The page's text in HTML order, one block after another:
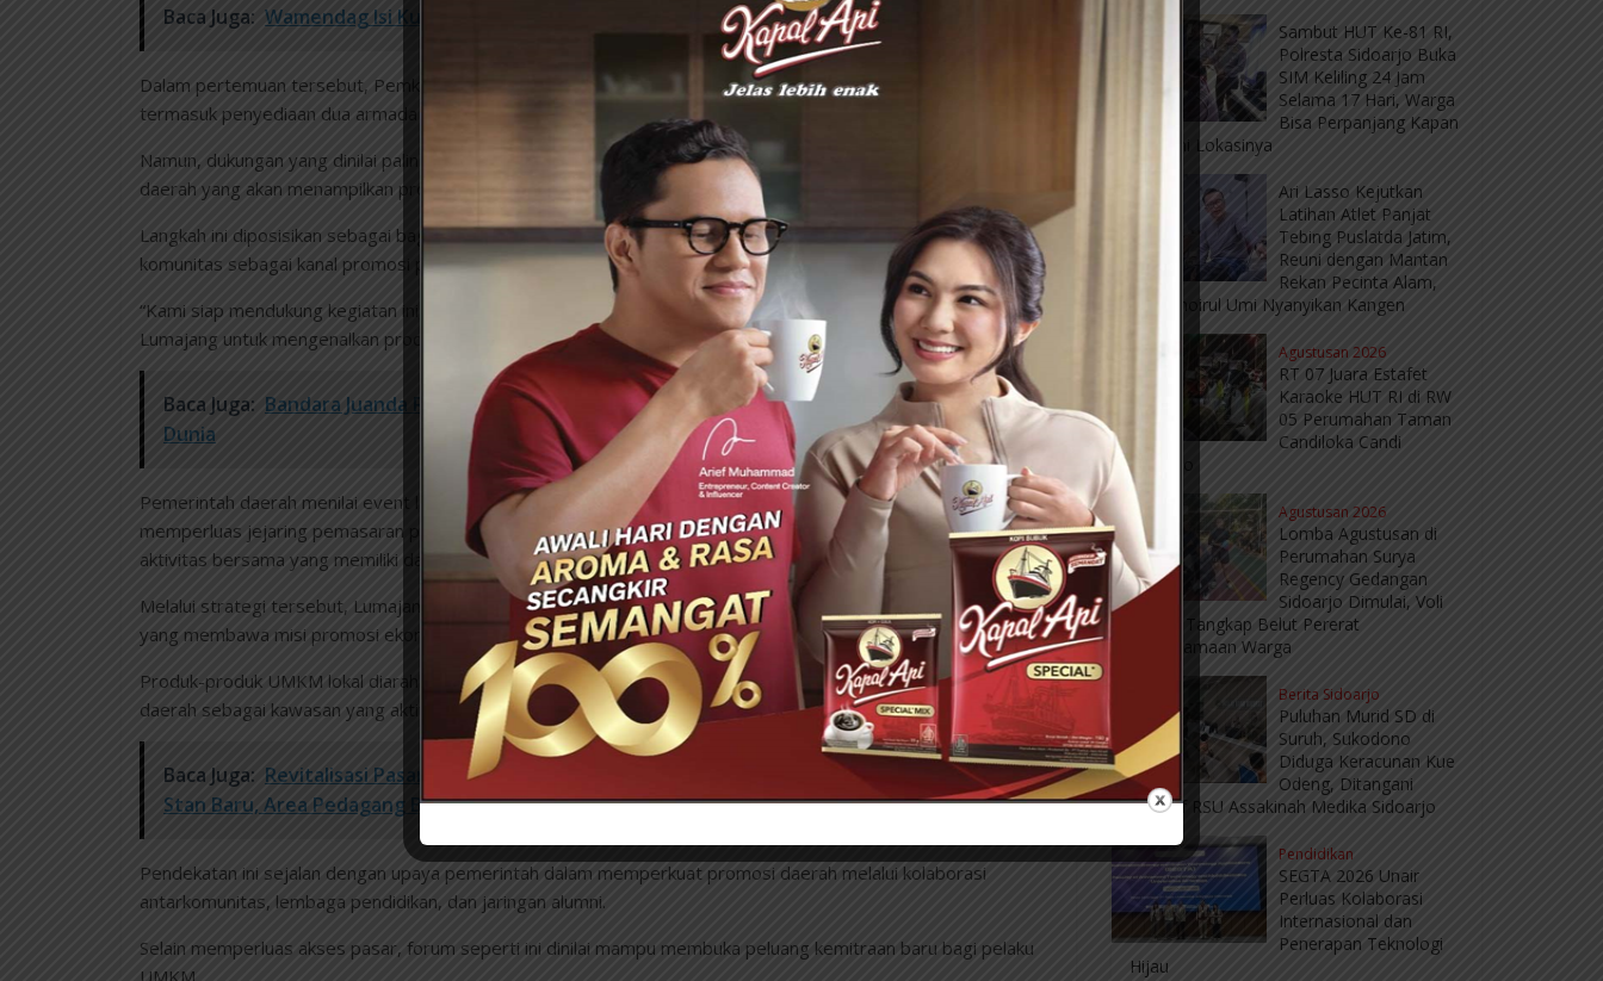
Baca Juga: Wamendag Isi Kuliah Umum di Unair, Soroti Peran Penting UMKM di Indonesia
Dalam pertemuan tersebut, Pemkab Lumajang menyatakan dukungan terhadap pelaksanaan KAUJE FEST 2026,
termasuk penyediaan dua armada bus untuk membantu mobilisasi peserta dari Lumajang.
Namun, dukungan yang dinilai paling strategis adalah keikutsertaan Kabupaten Lumajang melalui booth promosi
daerah yang akan menampilkan produk UMKM unggulan.
Langkah ini diposisikan sebagai bagian dari penguatan diplomasi ekonomi daerah, dengan memanfaatkan event
komunitas sebagai kanal promosi pasar.
“Kami siap mendukung kegiatan ini, termasuk menyediakan armada transportasi dan memanfaatkan booth
Lumajang untuk mengenalkan produk UMKM serta potensi daerah kepada masyarakat yang hadir,” ujar Bupati.
Baca Juga: Bandara Juanda Raih Penghargaan WISCA 2026, Bukti Budaya Keselamatan Kelas
Dunia
Pemerintah daerah menilai event lintas komunitas dan alumni seperti KAUJE FEST menjadi ruang efektif untuk
memperluas jejaring pemasaran produk lokal, karena mempertemukan peserta dari berbagai daerah dalam satu
aktivitas bersama yang memiliki daya tarik sosial dan ekonomi.
Melalui strategi tersebut, Lumajang tidak hanya hadir sebagai peserta kegiatan, tetapi juga sebagai daerah
yang membawa misi promosi ekonomi kreatif.
Produk-produk UMKM lokal diarahkan untuk memperoleh eksposur lebih luas, sekaligus membangun citra
daerah sebagai kawasan yang aktif mengembangkan ekonomi berbasis potensi lokal.
Baca Juga: Revitalisasi Pasar Keputran Selatan Surabaya Dikebut, Ada Tambahan Sekitar 60
Stan Baru, Area Pedagang Basah dan Kering Dipisah
Pendekatan ini sejalan dengan upaya pemerintah dalam memperkuat promosi daerah melalui kolaborasi
antarkomunitas, lembaga pendidikan, dan jaringan alumni.
Selain memperluas akses pasar, forum seperti ini dinilai mampu membuka peluang kemitraan baru bagi pelaku
UMKM.
Sambut HUT Ke-81 RI,
Polresta Sidoarjo Buka
SIM Keliling 24 Jam
Selama 17 Hari, Warga
Bisa Perpanjang Kapan
Saja, Ini Lokasinya
Ari Lasso Kejutkan
Latihan Atlet Panjat
Tebing Puslatda Jatim,
Reuni dengan Mantan
Rekan Pecinta Alam,
Ajak Choirul Umi Nyanyikan Kangen
Agustusan 2026
RT 07 Juara Estafet
Karaoke HUT RI di RW
05 Perumahan Taman
Candiloka Candi
Sidoarjo
Agustusan 2026
Lomba Agustusan di
Perumahan Surya
Regency Gedangan
Sidoarjo Dimulai, Voli
hingga Tangkap Belut Pererat
Kebersamaan Warga
Berita Sidoarjo
Puluhan Murid SD di
Suruh, Sukodono
Diduga Keracunan Kue
Odeng, Ditangani
Intensif RSU Assakinah Medika Sidoarjo
Pendidikan
SEGTA 2026 Unair
Perluas Kolaborasi
Internasional dan
Penerapan Teknologi
Hijau